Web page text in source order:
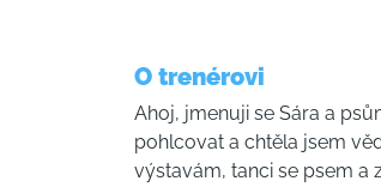
O trenérovi
Ahoj, jmenuji se Sára a
pohlcovat a chtěla jsem
výstavám, tanci se psem a